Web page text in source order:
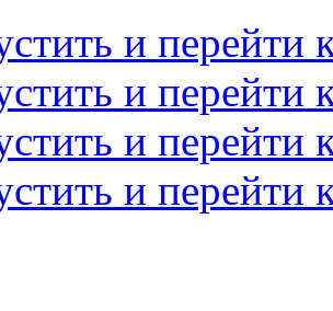
и перейти
и перейти
и перейти
и перейти